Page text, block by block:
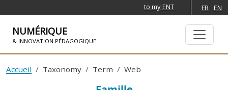
to my ENT FR EN
NUMÉRIQUE
& INNOVATION PÉDAGOGIQUE
Accueil Taxonomy Term Web